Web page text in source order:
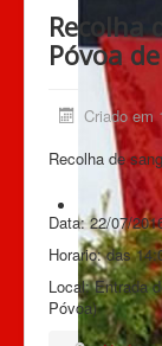
Recolha
Póvoa
Criado em
Recolha de
Data: 22/07/
Horario: das
Local: Entrada
Póvoa)